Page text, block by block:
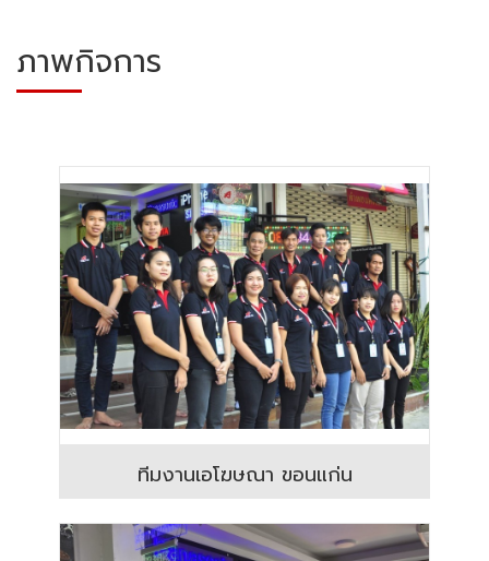
ภาพกิจการ
ทีมงานเอโฆษณา ขอนแก่น